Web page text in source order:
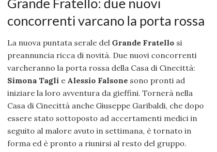
Grande Fratello: due nuovi
concorrenti varcano la porta rossa
La nuova puntata serale del Grande Fratello si
preannuncia ricca di novità. Due nuovi concorrenti
varcheranno la porta rossa della Casa di Cinecittà:
Simona Tagli e Alessio Falsone sono pronti ad
iniziare la loro avventura da gieffini. Tornerà nella
Casa di Cinecittà anche Giuseppe Garibaldi, che dopo
essere stato sottoposto ad accertamenti medici in
seguito al malore avuto in settimana, è tornato in
forma ed è pronto a riunirsi al resto del gruppo.